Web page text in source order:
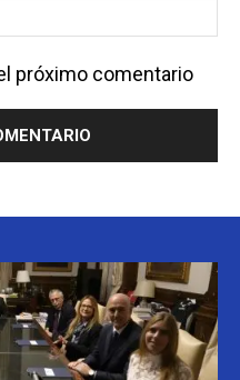
próximo comentario